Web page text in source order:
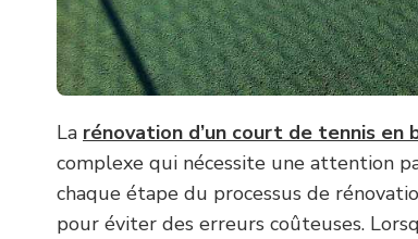
La rénovation d’un court de tennis en
complexe qui nécessite une attention
chaque étape du processus de
pour éviter des erreurs coûteuses.